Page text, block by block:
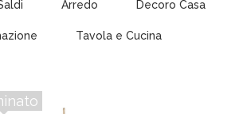
Arredo Decoro Casa
Tavola e Cucina